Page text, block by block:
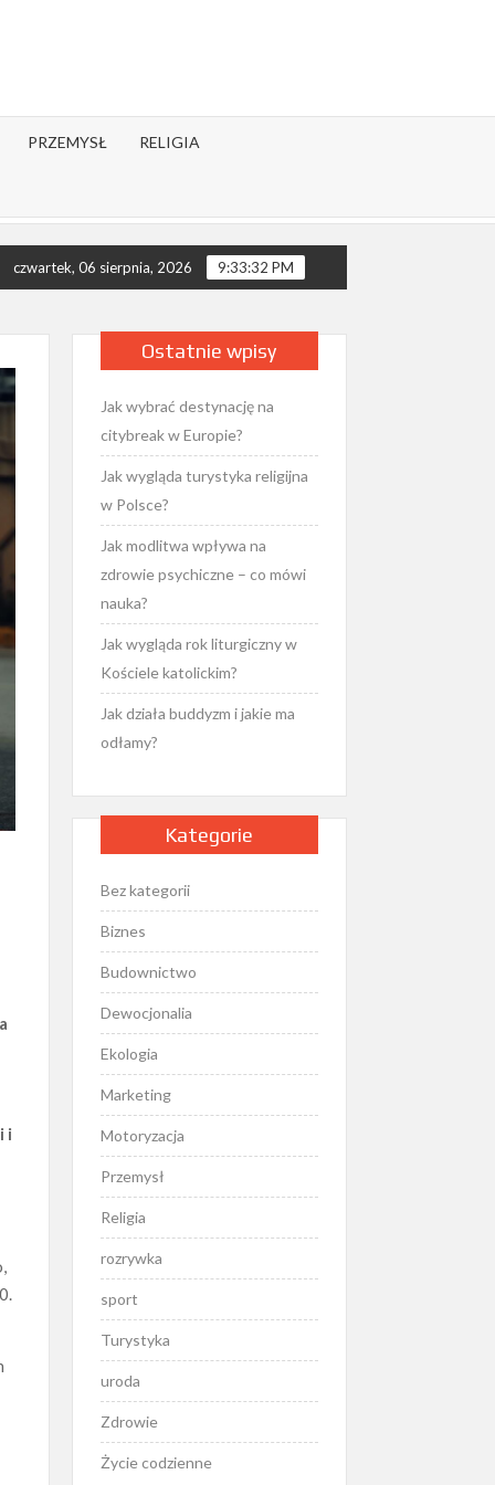
PRZEMYSŁ RELIGIA
buddyzm i jakie ma odłamy? Jak islam jest
czwartek, 06 sierpnia, 2026 9:33:33 PM
i
Ostatnie wpisy
Jak wybrać destynację na
citybreak w Europie?
Jak wygląda turystyka religijna
w Polsce?
Jak modlitwa wpływa na
zdrowie psychiczne – co mówi
nauka?
Jak wygląda rok liturgiczny w
Kościele katolickim?
Jak działa buddyzm i jakie ma
odłamy?
Kategorie
Bez kategorii
Biznes
Budownictwo
Dewocjonalia
Ekologia
Marketing
Motoryzacja
Przemysł
Religia
rozrywka
sport
Turystyka
uroda
Zdrowie
Życie codzienne